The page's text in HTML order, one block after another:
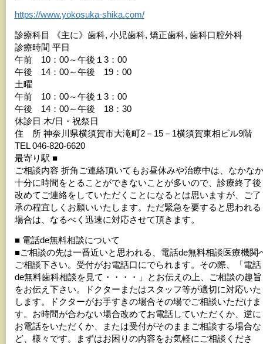
https://www.yokosuka-shika.com/
診療科目 《主に》歯科, 小児歯科, 矯正歯科, 歯科口腔外科
診療時間 平日
午前 10：00～午後１3：00
午後 14：00～午後 19：00
土曜
午前 10：00～午後１3：00
午後 14：00～午後 18：30
休診日 木/日・祝祭日
住 所 神奈川県横須賀市大滝町2－15－1横須賀東相ビル9階
TEL 046-820-6620
最寄り駅 ■
ご相談内容 折角ご連絡頂いてもお昼休みや治療中は、なかなか
十分に時間をとることができないことが多いので、診療終了後
改めてご連絡をしていただくことになるとは思いますが、ご了
承の程宜しくお願いいたします。ただ緊急を要すると思われる
場合は、なるべく迅速に対応させて頂きます。
■ 電話de無料相談について
■ご相談の先は一番近いと思われる、電話de無料相談医療機関
ご相談下さい。受付がお電話口にでられます。その際、「電話
de無料歯科相談を見て・・・・」とお伝えの上、ご相談の趣旨
をお伝え下さい。ドクターまたはスタッフ等が適切に対応いた
します。ドクターがお手すきの場合その場でご相談いただけま
す。お時間が合わない場合改めてお電話していただくか、逆に
お電話をいただくか、または受付がそのままご相談する場合な
ど、様々です。まずはお困りの内容をお気軽にご相談くださ